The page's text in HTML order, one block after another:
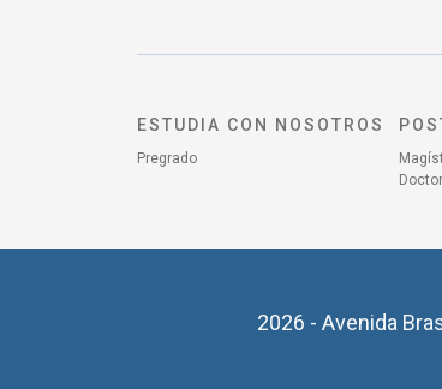
ESTUDIA CON NOSOTROS
Pregrado
2026 - Avenida